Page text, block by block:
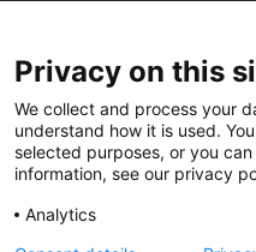
@CGTCatalunya
cgtcatalunya
Privacy on this
We collect and process your
understand how it is used.
selected purposes, or you
information, see our privacy
Analytics